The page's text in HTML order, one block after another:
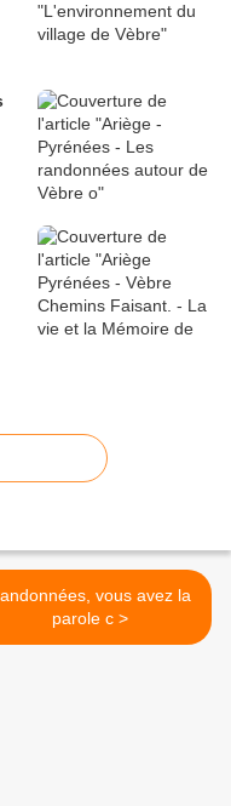
vous avez la
parole c >